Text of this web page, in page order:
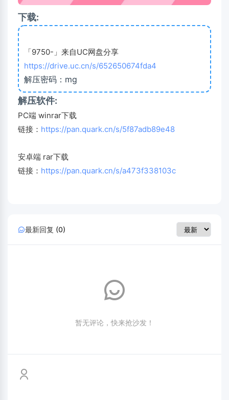
下载:
「9750-」来自UC网盘分享
https://drive.uc.cn/s/652650674fda4
解压密码：mg
解压软件:
PC端 winrar下载
链接： https://pan.quark.cn/s/5f87adb89e48
安卓端 rar下载
链接： https://pan.quark.cn/s/a473f338103c
最新回复 (0)
暂无评论，快来抢沙发！